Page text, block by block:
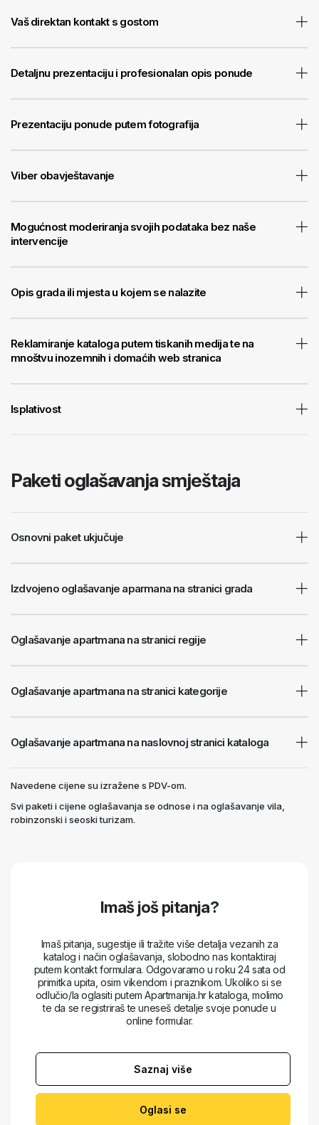
Vaš direktan kontakt s gostom
Detaljnu prezentaciju i profesionalan opis ponude
Prezentaciju ponude putem fotografija
Viber obavještavanje
Mogućnost moderiranja svojih podataka bez naše
intervencije
Opis grada ili mjesta u kojem se nalazite
Reklamiranje kataloga putem tiskanih medija te na
mnoštvu inozemnih i domaćih web stranica
Isplativost
Paketi oglašavanja smještaja
Osnovni paket ukjučuje
Izdvojeno oglašavanje aparmana na stranici grada
Oglašavanje apartmana na stranici regije
Oglašavanje apartmana na stranici kategorije
Oglašavanje apartmana na naslovnoj stranici kataloga
Navedene cijene su izražene s PDV-om.
Svi paketi i cijene oglašavanja se odnose i na oglašavanje vila,
robinzonski i seoski turizam.
Imaš još pitanja?
Imaš pitanja, sugestije ili tražite više detalja vezanih za
katalog i način oglašavanja, slobodno nas kontaktiraj
putem kontakt formulara. Odgovaramo u roku 24 sata od
primitka upita, osim vikendom i praznikom. Ukoliko si se
odlučio/la oglasiti putem Apartmanija.hr kataloga, molimo
te da se registriraš te uneseš detalje svoje ponude u
online formular.
Saznaj više
Oglasi se